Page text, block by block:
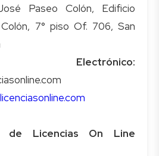
Paseo Colón, Edificio
7° piso Of. 706, San
de Licencias On Line